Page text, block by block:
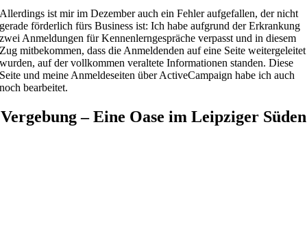
Allerdings ist mir im Dezember auch ein Fehler aufgefallen, der nicht
gerade förderlich fürs Business ist: Ich habe aufgrund der Erkrankung
zwei Anmeldungen für Kennenlerngespräche verpasst und in diesem
Zug mitbekommen, dass die Anmeldenden auf eine Seite weitergeleitet
wurden, auf der vollkommen veraltete Informationen standen. Diese
Seite und meine Anmeldeseiten über ActiveCampaign habe ich auch
noch bearbeitet.
Vergebung – Eine Oase im Leipziger Süden